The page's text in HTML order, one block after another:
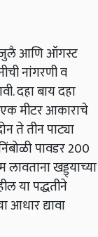
जुलै आणि ऑगस्ट
नांगरणी व
दहा बाय दहा
एक मीटर आकाराचे
ते तीन पाट्या
पावडर 200
खड्ड्याच्या
या पद्धतीने
आधार द्यावा